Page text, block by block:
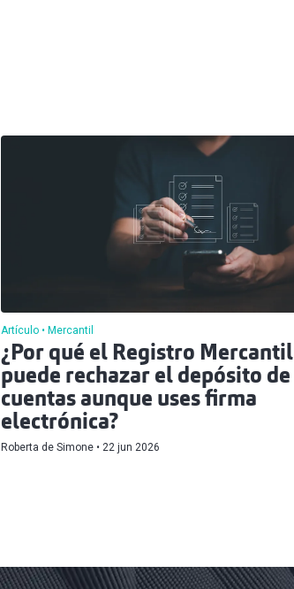
Artículo Mercantil
¿Por qué el Registro Mercantil
puede rechazar el depósito de
cuentas aunque uses firma
electrónica?
Roberta de Simone 22 jun 2026